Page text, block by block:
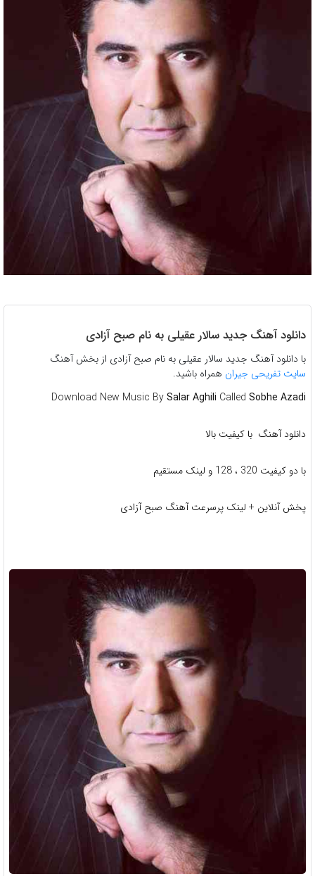
دانلود آهنگ جدید سالار عقیلی به نام صبح آزادی
با دانلود آهنگ جدید سالار عقیلی به نام صبح آزادی از بخش آهنگ
سایت تفریحی جیران همراه باشید.
Download New Music BySalar Aghili Called Sobhe Azadi
دانلود آهنگ با کیفیت بالا
با دو کیفیت 320 ، 128 و لینک مستقیم
پخش آنلاین + لینک پرسرعت آهنگ صبح آزادی